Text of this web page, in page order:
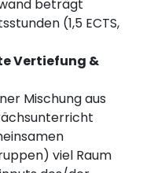
beträgt
(1,5 ECTS,
Vertiefung &
Mischung aus
viel Raum